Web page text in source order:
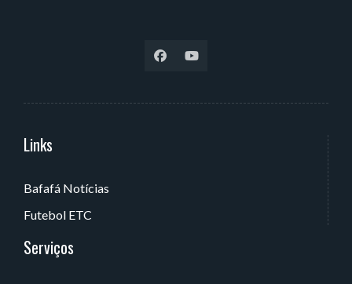
Links
Bafafá Notícias
Futebol ETC
Serviços
Serviços